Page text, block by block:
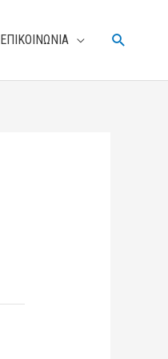
ΕΠΙΚΟΙΝΩΝΙΑ